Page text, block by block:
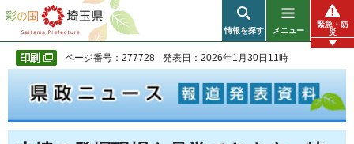
彩の国 埼玉県
情報を探す メニュー
緊急・防
災
ページ番号：277728 発表日：2026年1月30日11時